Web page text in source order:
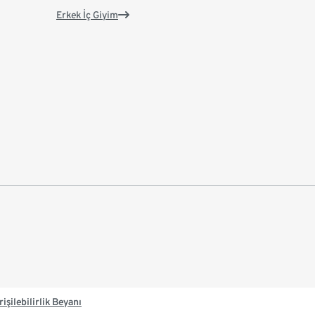
Erkek İç Giyim
Beyanı